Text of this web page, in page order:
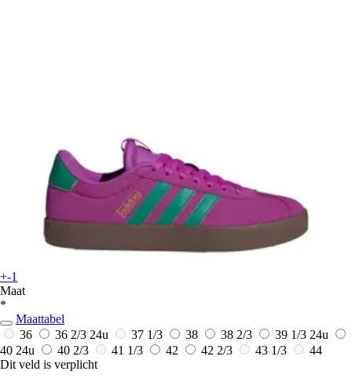
+-1
Maat
*
Maattabel
36
36 2/3 24u 37 1/3 38 38 2/3 39 1/3 24u
40 24u 40 2/3 41 1/3 42 42 2/3 43 1/3
44
Dit veld is verplicht